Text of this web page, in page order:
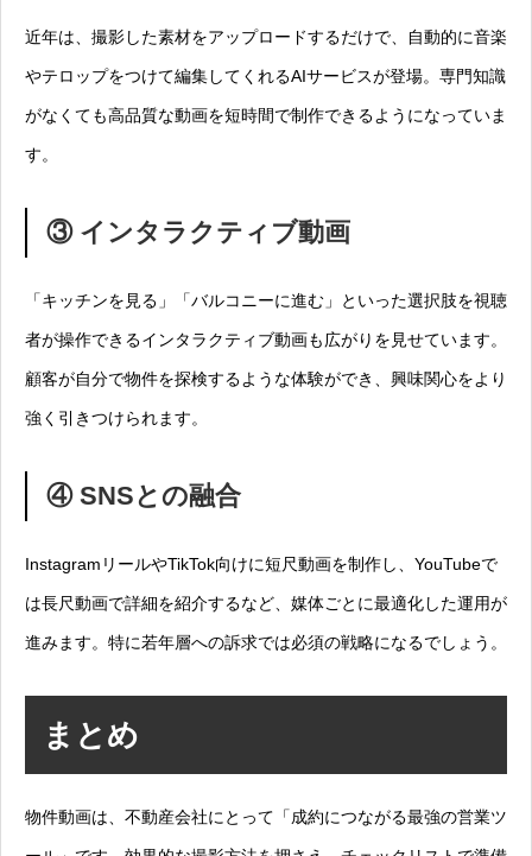
近年は、撮影した素材をアップロードするだけで、自動的に音楽
やテロップをつけて編集してくれるAIサービスが登場。専門知識
がなくても高品質な動画を短時間で制作できるようになっていま
す。
③ インタラクティブ動画
「キッチンを見る」「バルコニーに進む」といった選択肢を視聴
者が操作できるインタラクティブ動画も広がりを見せています。
顧客が自分で物件を探検するような体験ができ、興味関心をより
強く引きつけられます。
④ SNSとの融合
InstagramリールやTikTok向けに短尺動画を制作し、YouTubeで
は長尺動画で詳細を紹介するなど、媒体ごとに最適化した運用が
進みます。特に若年層への訴求では必須の戦略になるでしょう。
まとめ
物件動画は、不動産会社にとって「成約につながる最強の営業ツ